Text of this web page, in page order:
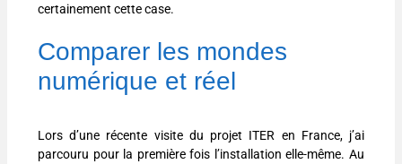
certainement cette case.
Comparer les mondes
numérique et réel
Lors d’une récente visite du projet ITER en France, j’ai
parcouru pour la première fois l’installation elle-même. Au